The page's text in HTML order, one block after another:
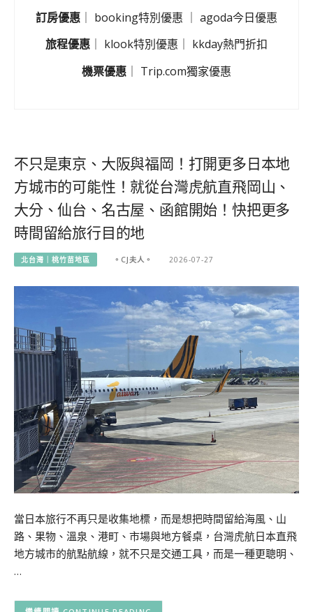
訂房優惠 ｜ booking特別優惠 ｜ agoda今日優惠
旅程優惠
klook特別優惠
kkday熱門折扣
機票優惠
Trip.com獨家優惠
不只是東京、大阪與福岡！打開更多日本地
方城市的可能性！就從台灣虎航直飛岡山、
大分、仙台、名古屋、函館開始！快把更多
時間留給旅行目的地
北台灣｜桃竹苗地區 。CJ夫人。 2026-07-27
當日本旅行不再只是收集地標，而是想把時間留給海風、山
路、果物、溫泉、港町、市場與地方餐桌，台灣虎航日本直飛
地方城市的航點航線，就不只是交通工具，而是一種更聰明、
…